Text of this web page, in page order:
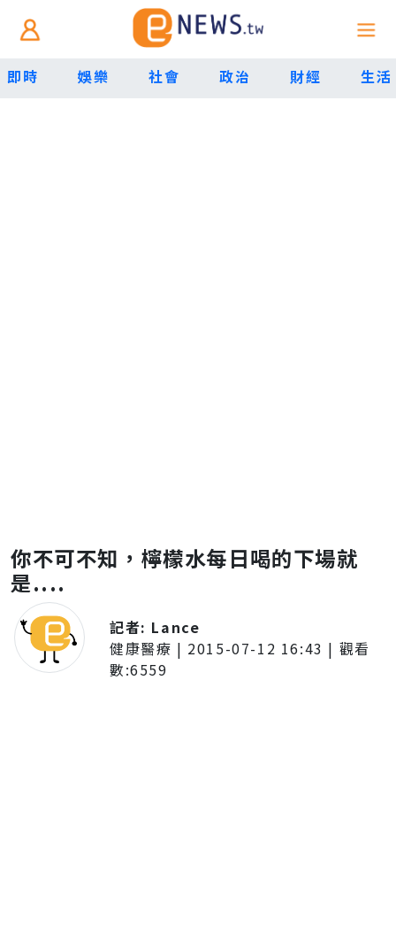
即時 娛樂 社會 政治 財經 生活
你不可不知，檸檬水每日喝的下場就
是....
記者: Lance
健康醫療 | 2015-07-12 16:43 | 觀看
數:6559